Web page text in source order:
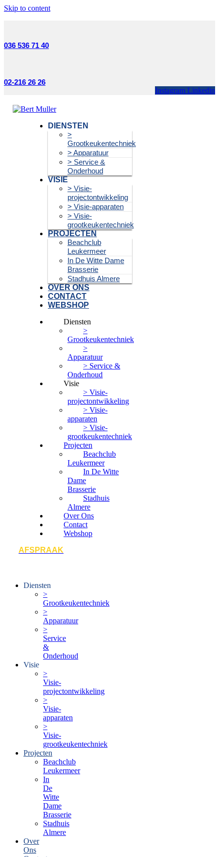
Skip to content
036 536 71 40
02-216 26 26
Instagram Linkedin
DIENSTEN
>
Grootkeukentechniek
> Apparatuur
> Service &
Onderhoud
VISIE
> Visie-
projectontwikkeling
> Visie-apparaten
> Visie-
grootkeukentechniek
PROJECTEN
Beachclub
Leukermeer
In De Witte Dame
Brasserie
Stadhuis Almere
OVER ONS
CONTACT
WEBSHOP
Diensten
>
Grootkeukentechniek
>
Apparatuur
> Service &
Onderhoud
Visie
> Visie-
projectontwikkeling
> Visie-
apparaten
> Visie-
grootkeukentechniek
Projecten
Beachclub
Leukermeer
In De Witte
Dame
Brasserie
Stadhuis
Almere
Over Ons
Contact
Webshop
AFSPRAAK
Diensten
>
Grootkeukentechniek
>
Apparatuur
>
Service
&
Onderhoud
Visie
>
Visie-
projectontwikkeling
>
Visie-
apparaten
>
Visie-
grootkeukentechniek
Projecten
Beachclub
Leukermeer
In
De
Witte
Dame
Brasserie
Stadhuis
Almere
Over
Ons